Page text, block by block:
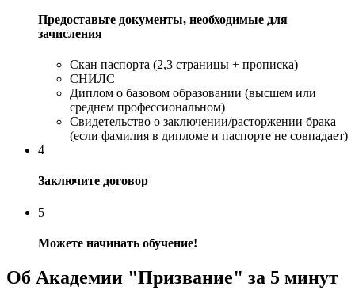
Предоставьте документы, необходимые для
зачисления
Скан паспорта (2,3 страницы + прописка)
СНИЛС
Диплом о базовом образовании (высшем или
среднем профессиональном)
Свидетельство о заключении/расторжении брака
(если фамилия в дипломе и паспорте не совпадает)
4
Заключите договор
5
Можете начинать обучение!
Об Академии "Призвание" за 5 минут